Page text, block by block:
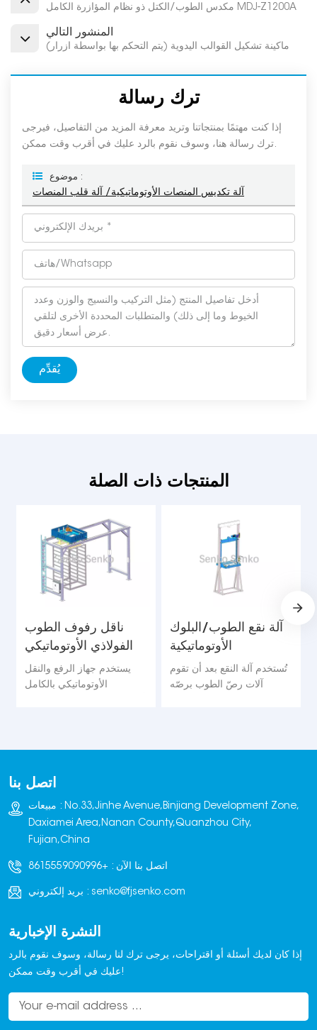
مكدس الطوب/الكتل ذو نظام المؤازرة الكامل MDJ-Z1200A
المنشور التالي
ماكينة تشكيل القوالب اليدوية (يتم التحكم بها بواسطة أزرار)
ترك رسالة
إذا كنت مهتمًا بمنتجاتنا وتريد معرفة المزيد من التفاصيل، فيرجى
ترك رسالة هنا، وسوف نقوم بالرد عليك في أقرب وقت ممكن.
موضوع :
آلة تكديس المنصات الأوتوماتيكية/ آلة قلب المنصات
يُقدِّم
المنتجات ذات الصلة
ناقل رفوف الطوب
الفولاذي الأوتوماتيكي
يستخدم جهاز الرفع والنقل
الأوتوماتيكي بالكامل
آلة نقع الطوب/البلوك
الأوتوماتيكية
تُستخدم آلة النقع بعد أن تقوم
آلات رصّ الطوب برصّه
اتصل بنا
مبيعات : No.33,Jinhe Avenue,Binjiang Development Zone,
Daxiamei Area,Nanan County,Quanzhou City,
Fujian,China
اتصل بنا الآن : +8615559090996
بريد إلكتروني : senko@fjsenko.com
النشرة الإخبارية
إذا كان لديك أسئلة أو اقتراحات، يرجى ترك لنا رسالة، وسوف نقوم بالرد
عليك في أقرب وقت ممكن!